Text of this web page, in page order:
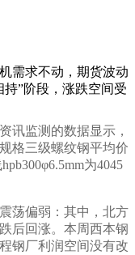
需求不动，期货波动
”阶段，涨跌空间受
讯监测的数据显示，
格三级螺纹钢平均价
为4045
震荡偏弱 ：其中，北方
跌后回涨。本周西本钢
钢厂利润空间没有改